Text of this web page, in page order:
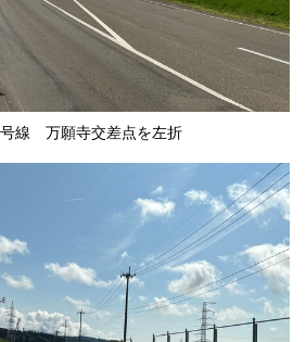
号線 万願寺交差点を左折